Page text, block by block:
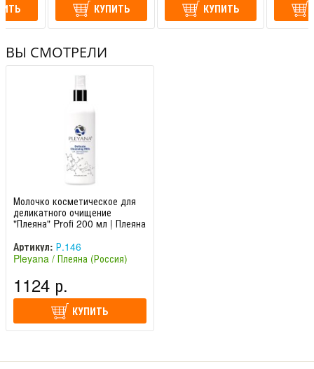
КУПИТЬ КУПИТЬ
ВЫ СМОТРЕЛИ
Молочко косметическое для
деликатного очищение
"Плеяна" Profi 200 мл | Плеяна
Артикул: Р.146
Pleyana / Плеяна (Россия)
1124 р.
КУПИТЬ